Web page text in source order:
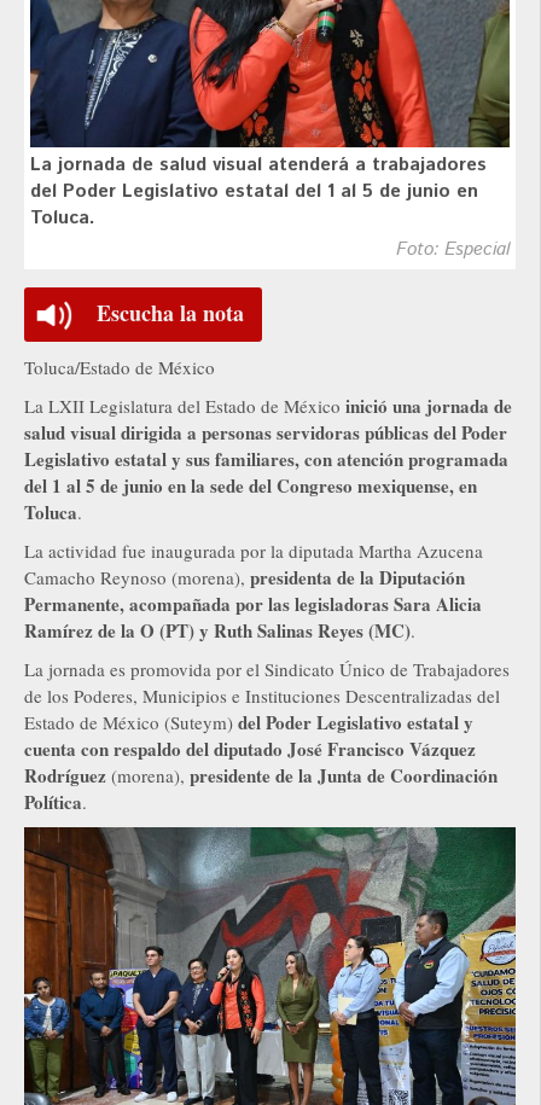
La jornada de salud visual atenderá a trabajadores
del Poder Legislativo estatal del 1 al 5 de junio en
Toluca.
Foto: Especial
Escucha la nota
Toluca/Estado de México
La LXII Legislatura del Estado de México inició una jornada de
salud visual dirigida a personas servidoras públicas del Poder
Legislativo estatal y sus familiares, con atención programada
del 1 al 5 de junio en la sede del Congreso mexiquense, en
Toluca.
La actividad fue inaugurada por la diputada Martha Azucena
Camacho Reynoso (morena), presidenta de la Diputación
Permanente, acompañada por las legisladoras Sara Alicia
Ramírez de la O (PT) y Ruth Salinas Reyes (MC).
La jornada es promovida por el Sindicato Único de Trabajadores
de los Poderes, Municipios e Instituciones Descentralizadas del
Estado de México (Suteym) del Poder Legislativo estatal y
cuenta con respaldo del diputado José Francisco Vázquez
Rodríguez (morena), presidente de la Junta de Coordinación
Política.